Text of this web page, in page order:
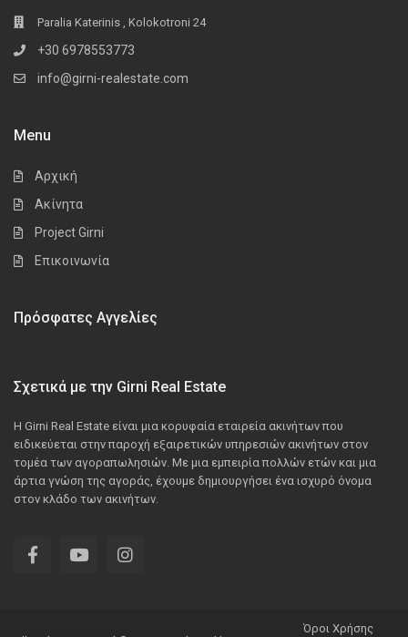
Paralia Katerinis , Kolokotroni 24
+30 6978553773
info@girni-realestate.com
Menu
Αρχική
Ακίνητα
Project Girni
Επικοινωνία
Πρόσφατες Αγγελίες
Σχετικά με την Girni Real Estate
Η Girni Real Estate είναι μια κορυφαία εταιρεία ακινήτων που
ειδικεύεται στην παροχή εξαιρετικών υπηρεσιών ακινήτων στον
τομέα των αγοραπωλησιών. Με μια εμπειρία πολλών ετών και μια
άρτια γνώση της αγοράς, έχουμε δημιουργήσει ένα ισχυρό όνομα
στον κλάδο των ακινήτων.
Όροι Χρήσης